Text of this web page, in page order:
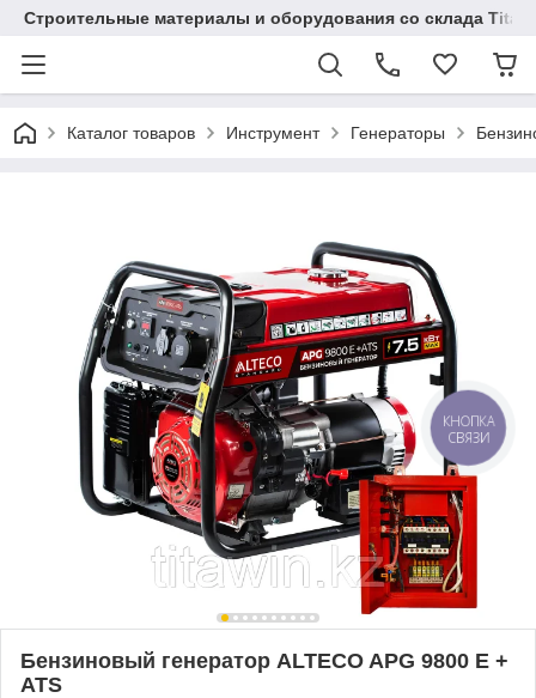
Строительные материалы и оборудования со склада
Каталог товаров Инструмент Генераторы
Бензиновый генератор ALTECO APG 9800 E +
ATS
КНОПКА
СВЯЗИ